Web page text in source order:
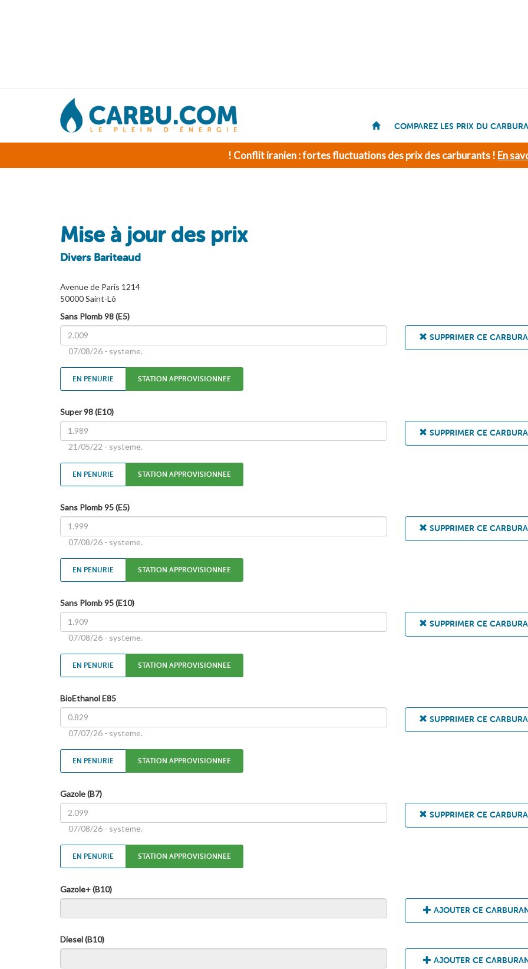
COMPAREZ LES PRIX DU
! Conflit iranien : fortes fluctuations des prix des carburants ! En
Mise à jour des prix
Divers Bariteaud
Avenue de Paris 1214
50000 Saint-Lô
Sans Plomb 98 (E5)
07/08/26 - systeme.
SUPPRIMER CE
EN PENURIE STATION APPROVISIONNEE
Super 98 (E10)
21/05/22 - systeme.
SUPPRIMER CE
EN PENURIE STATION APPROVISIONNEE
Sans Plomb 95 (E5)
07/08/26 - systeme.
SUPPRIMER CE
EN PENURIE STATION APPROVISIONNEE
Sans Plomb 95 (E10)
07/08/26 - systeme.
SUPPRIMER CE
EN PENURIE STATION APPROVISIONNEE
BioEthanol E85
07/07/26 - systeme.
SUPPRIMER CE
EN PENURIE STATION APPROVISIONNEE
Gazole (B7)
07/08/26 - systeme.
SUPPRIMER CE
EN PENURIE STATION APPROVISIONNEE
Gazole+ (B10)
AJOUTER CE
Diesel (B10)
AJOUTER CE